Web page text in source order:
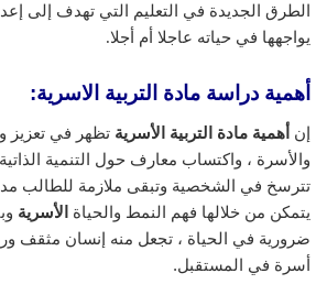
الطرق الجديدة في التعليم التي تهدف إلى
يواجهها في حياته عاجلا أم أجلا.
أهمية دراسة مادة التربية الاسرية:
إن أهمية مادة التربية الأسرية تظهر في تعزيز
والأسرة ، واكتساب معارف حول التنمية
تترسخ في الشخصية وتبقى ملازمة للطالب
يتمكن من خلالها فهم النمط والحياة الأسرية
ضرورية في الحياة ، تجعل منه إنسان مثقف
أسرة في المستقبل.